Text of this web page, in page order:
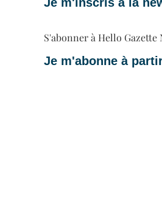
S'abonner à Hello Gazette
Je m'abonne à